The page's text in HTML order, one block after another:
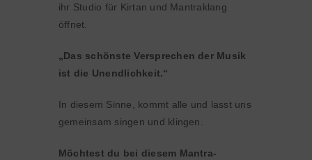
ihr Studio für Kirtan und Mantraklang
öffnet.
„Das schönste Versprechen der Musik
ist die Unendlichkeit.“
In diesem Sinne, kommt alle und lasst uns
gemeinsam singen und klingen.
Möchtest du bei diesem Mantra-